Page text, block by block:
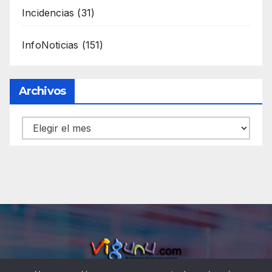
Incidencias (31)
InfoNoticias (151)
Archivos
Archivos